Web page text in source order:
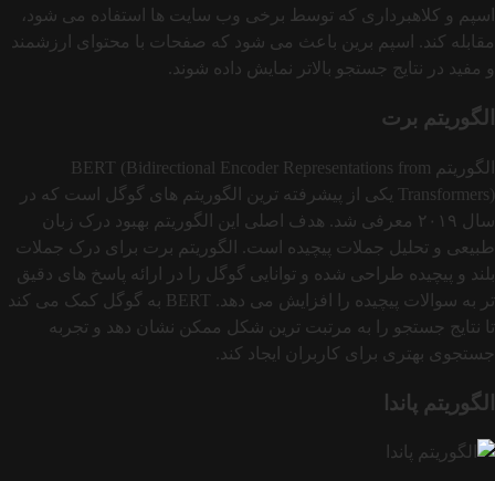
اسپم و کلاهبرداری که توسط برخی وب‌ سایت‌ ها استفاده می‌ شود،
مقابله کند. اسپم برین باعث می‌ شود که صفحات با محتوای ارزشمند
و مفید در نتایج جستجو بالاتر نمایش داده شوند.
الگوریتم برت
الگوریتم BERT (Bidirectional Encoder Representations from
Transformers) یکی از پیشرفته‌ ترین الگوریتم‌ های گوگل است که در
سال ۲۰۱۹ معرفی شد. هدف اصلی این الگوریتم بهبود درک زبان
طبیعی و تحلیل جملات پیچیده است. الگوریتم برت برای درک جملات
بلند و پیچیده طراحی شده و توانایی گوگل را در ارائه پاسخ‌ های دقیق‌
تر به سوالات پیچیده را افزایش می‌ دهد. BERT به گوگل کمک می‌ کند
تا نتایج جستجو را به مرتبت ترین شکل ممکن نشان دهد و تجربه
جستجوی بهتری برای کاربران ایجاد کند.
الگوریتم پاندا